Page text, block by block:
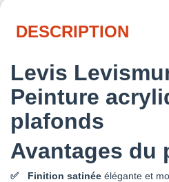
DESCRIPTION
Levis
Peinture
plafonds
Avantages du
Finition satinée élégante et